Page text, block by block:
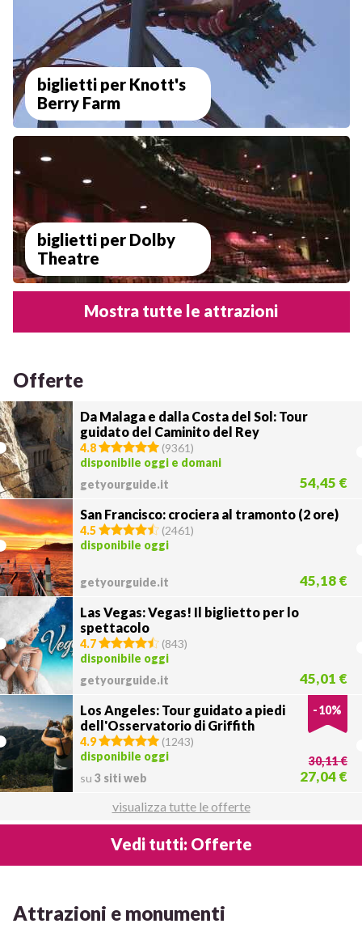
biglietti per Knott's
Berry Farm
biglietti per Dolby
Theatre
Mostra tutte le attrazioni
Offerte
Da Malaga e dalla Costa del Sol: Tour
guidato del Caminito del Rey
4.8 (9361)
disponibile oggi e domani
getyourguide.it
54,45 €
San Francisco: crociera al tramonto (2 ore)
4.5 (2461)
disponibile oggi
getyourguide.it 45,18 €
Las Vegas: Vegas! Il biglietto per lo
spettacolo
4.7 (843)
disponibile oggi
getyourguide.it
45,01 €
Los Angeles: Tour guidato a piedi
dell'Osservatorio di Griffith
-10%
4.9 (1243)
disponibile oggi
su 3 siti web
30,11 €
27,04 €
visualizza tutte le offerte
Vedi tutti: Offerte
Attrazioni e monumenti